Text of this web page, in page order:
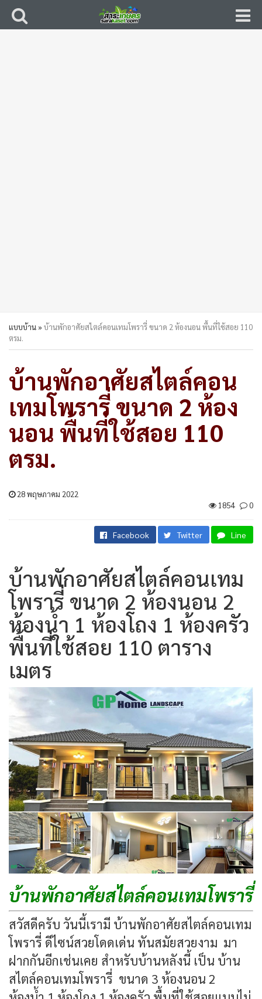
แบบบ้าน»บ้านพักอาศัยสไตล์คอนเทมโพรารี่ ขนาด 2 ห้องนอน พื้นที่ใช้สอย 110
ตรม.
บ้านพักอาศัยสไตล์คอน
เทมโพรารี่ ขนาด 2 ห้อง
นอน พื้นที่ใช้สอย 110
ตรม.
28 พฤษภาคม 2022
1854
0
Facebook Twitter Line
บ้านพักอาศัยสไตล์คอนเทม
โพรารี่ ขนาด 2 ห้องนอน 2
ห้องน้ำ 1 ห้องโถง 1 ห้องครัว
พื้นที่ใช้สอย 110 ตาราง
เมตร
บ้านพักอาศัยสไตล์คอนเทมโพรารี่
สวัสดีครับ วันนี้เรามี บ้านพักอาศัยสไตล์คอนเทม
โพรารี่ ดีไซน์สวยโดดเด่น ทันสมัยสวยงาม มา
ฝากกันอีกเช่นเคย สำหรับบ้านหลังนี้ เป็น บ้าน
สไตล์คอนเทมโพรารี่ ขนาด 3 ห้องนอน 2